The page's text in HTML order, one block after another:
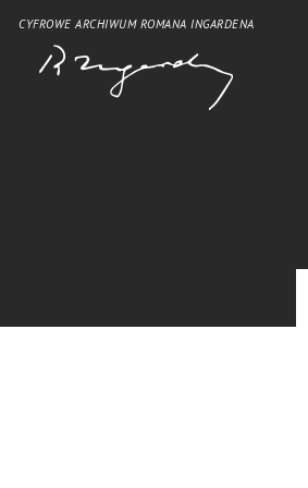
CYFROWE ARCHIWUM ROMANA INGARDENA